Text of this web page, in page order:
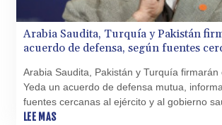
Arabia Saudita, Turquía y Pakistán
acuerdo de defensa, según fuentes
Arabia Saudita, Pakistán y Turquía firmarán
Yeda un acuerdo de defensa mutua,
fuentes cercanas al ejército y al gobierno
LEE MAS